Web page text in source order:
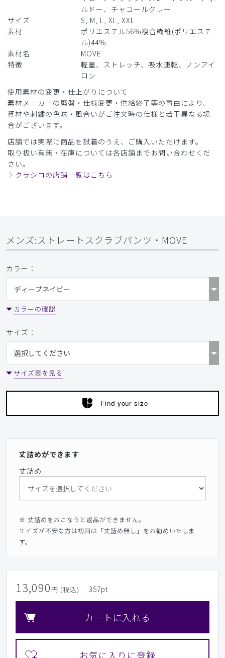
ルドー、チャコールグレー
サイズ
S, M, L, XL, XXL
素材
ポリエステル56%複合繊維(ポリエステ
ル)44%
素材名
MOVE
特徴
軽量、ストレッチ、吸水速乾、ノンアイ
ロン
使用素材の変更・仕上がりについて
素材メーカーの廃盤・仕様変更・供給終了等の事由により、
資材や刺繍の色味・風合いがご注文時の仕様と若干異なる場
合がございます。
店舗では実際に商品を試着のうえ、ご購入いただけます。
取り扱い有無・在庫については各店舗までお問い合わせくだ
さい。
クラシコの店舗一覧はこちら
メンズ:ストレートスクラブパンツ・MOVE
カラー：
カラーの確認
サイズ：
サイズ表を見る
Find your size
丈詰めができます
丈詰め
※ 丈詰めをおこなうと返品ができません。
サイズが不安な方は初回は「丈詰め無し」をお勧めいたしま
す。
13,090 円 (税込) 357pt
カートに入れる